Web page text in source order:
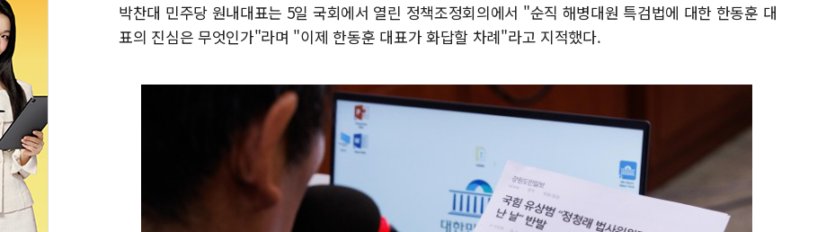
박찬대 민주당 원내대표는 5일 국회에서 열린 정책조정회의에서 "순직 해병대원 특검법에 대한 한동훈 대
표의 진심은 무엇인가"라며 "이제 한동훈 대표가 화답할 차례"라고 지적했다.